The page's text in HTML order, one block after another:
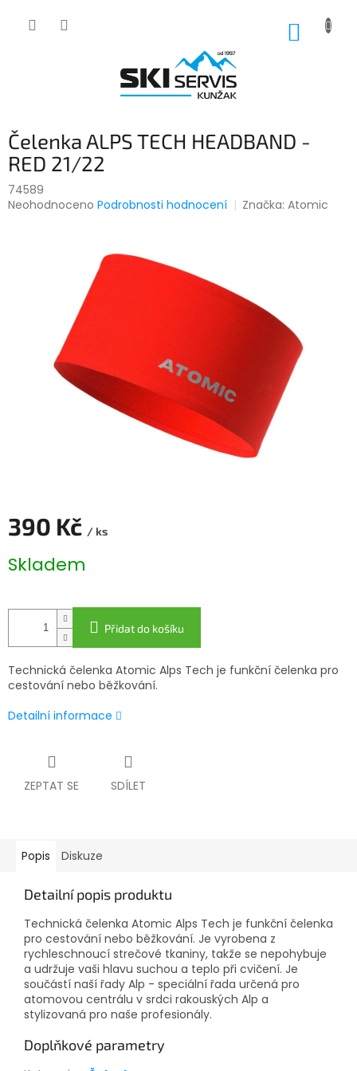
Čelenka ALPS TECH HEADBAND -
RED 21/22
74589
Průměrné
Neohodnoceno Podrobnosti hodnocení Značka:Atomic
390 Kč / ks
cena:
Skladem
Přidat do košíku
Technická čelenka Atomic Alps Tech je funkční čelenka pro
cestování nebo běžkování.
Detailní informace
ZEPTAT SE SDÍLET
Popis Diskuze
Detailní popis produktu
Technická čelenka Atomic Alps Tech je funkční čelenka
pro cestování nebo běžkování. Je vyrobena z
rychleschnoucí strečové tkaniny, takže se nepohybuje
a udržuje vaši hlavu suchou a teplo při cvičení. Je
součástí naší řady Alp - speciální řada určená pro
atomovou centrálu v srdci rakouských Alp a
stylizovaná pro naše profesionály.
Doplňkové parametry